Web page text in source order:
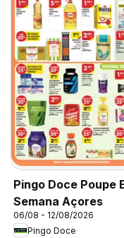
Pingo Doce Poupe
Semana Açores
06/08 - 12/08/2026
Pingo Doce